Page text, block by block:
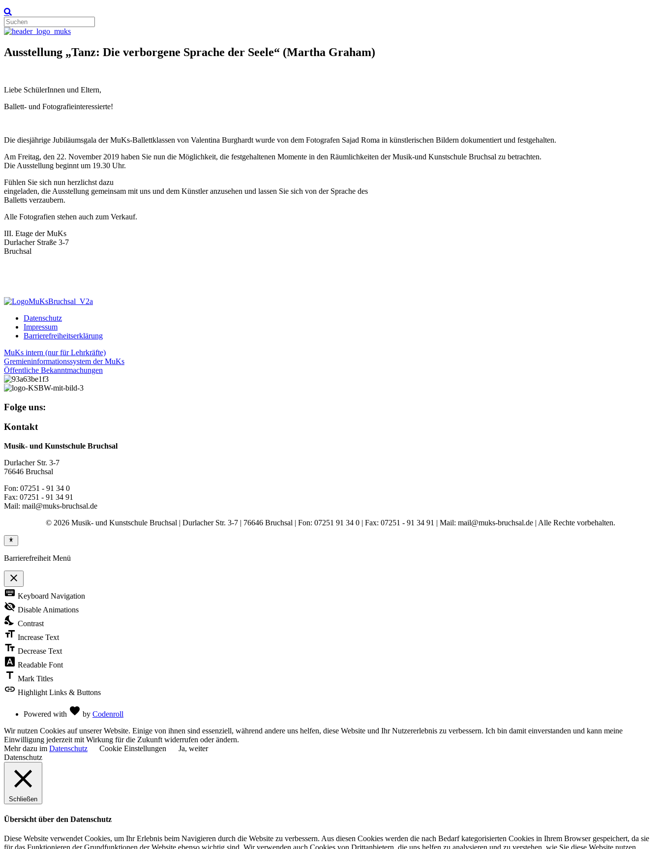
Ausstellung „Tanz: Die verborgene Sprache der Seele“ (Martha Graham)
Liebe SchülerInnen und Eltern,
Ballett- und Fotografieinteressierte!
Die diesjährige Jubiläumsgala der MuKs-Ballettklassen von Valentina Burghardt wurde von dem Fotografen Sajad Roma in künstlerischen Bildern dokumentiert und festgehalten.
Am Freitag, den 22. November 2019 haben Sie nun die Möglichkeit, die festgehaltenen Momente in den Räumlichkeiten der Musik-und Kunstschule Bruchsal zu betrachten.
Die Ausstellung beginnt um 19.30 Uhr.
Fühlen Sie sich nun herzlichst dazu
eingeladen, die Ausstellung gemeinsam mit uns und dem Künstler anzusehen und lassen Sie sich von der Sprache des
Balletts verzaubern.
Alle Fotografien stehen auch zum Verkauf.
III. Etage der MuKs
Durlacher Straße 3-7
Bruchsal
Datenschutz
Impressum
Barrierefreiheitserklärung
MuKs intern (nur für Lehrkräfte)
Gremieninformationssystem der MuKs
Öffentliche Bekanntmachungen
Folge uns:
Kontakt
Musik- und Kunstschule Bruchsal
Durlacher Str. 3-7
76646 Bruchsal
Fon: 07251 - 91 34 0
Fax: 07251 - 91 34 91
Mail: mail@muks-bruchsal.de
© 2026 Musik- und Kunstschule Bruchsal | Durlacher Str. 3-7 | 76646 Bruchsal | Fon: 07251 91 34 0 | Fax: 07251 - 91 34 91 | Mail: mail@muks-bruchsal.de | Alle Rechte vorbehalten.
Barrierefreiheit Menü
close
Toggle
the
visibility
of
Accessibility
Toolbar
keyboard Keyboard Navigation
visibility_off Disable Animations
nights_stay Contrast
format_size Increase Text
text_fields Decrease Text
font_download Readable Font
title Mark Titles
link Highlight Links & Buttons
Powered with favorite by Codenroll
Wir nutzen Cookies auf unserer Website. Einige von ihnen sind essenziell, während andere uns helfen, diese Website und Ihr Nutzererlebnis zu verbessern. Ich bin damit einverstanden und kann meine
Einwilligung jederzeit mit Wirkung für die Zukunft widerrufen oder ändern.
Mehr dazu im Datenschutz Cookie Einstellungen
Ja, weiter
Datenschutz
Schließen
Übersicht über den Datenschutz
Diese Website verwendet Cookies, um Ihr Erlebnis beim Navigieren durch die Website zu verbessern. Aus diesen Cookies werden die nach Bedarf kategorisierten Cookies in Ihrem Browser gespeichert, da sie
für das Funktionieren der Grundfunktionen der Website ebenso wichtig sind. Wir verwenden auch Cookies von Drittanbietern, die uns helfen zu analysieren und zu verstehen, wie Sie diese Website nutzen.